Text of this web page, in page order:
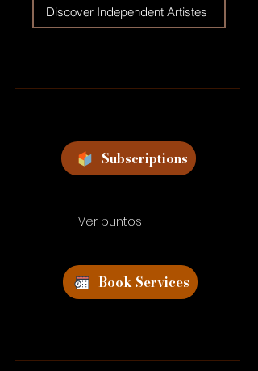
Discover Independent Artistes
Subscriptions
Ver puntos
Book Services